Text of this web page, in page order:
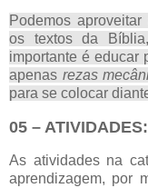
Podemos
os textos da
importante é educar
apenas rezas
para se colocar
05 – ATIVIDADES:
As atividades na
aprendizagem, por